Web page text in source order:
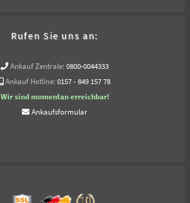
Rufen Sie uns an:
Ankauf Zentrale: 0800-0044333
Ankauf Hotline: 0157 - 849 157 78
Wir sind momentan erreichbar!
Ankaufsformular